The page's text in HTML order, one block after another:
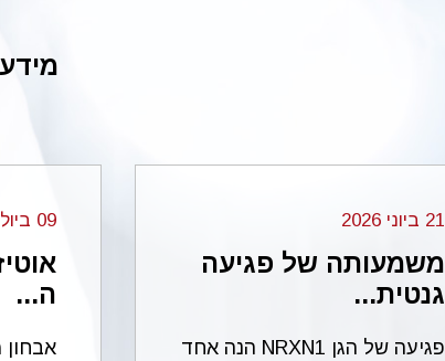
21 ביוני 2026
משמעותה של פגיעה
גנטית...
פגיעה של הגן NRXN1 הנה אחד
09 ביולי 2026
ה...
אבחון